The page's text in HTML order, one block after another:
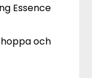
Essence
och